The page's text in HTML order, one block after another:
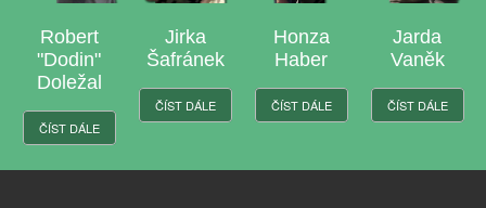
Jirka
Šafránek
Honza
Haber
ČÍST DÁLE
Jarda
Vaněk
ČÍST DÁLE
Laďa
Jasso
ČÍST